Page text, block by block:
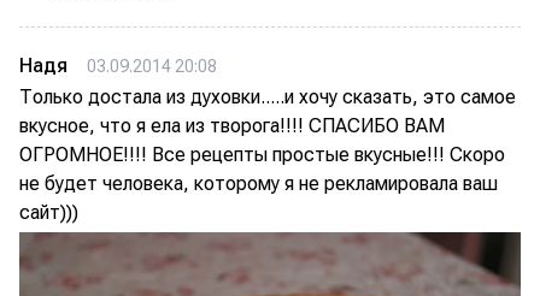
Надя 03.09.2014 20:08
Только достала из духовки.....и хочу сказать, это самое
вкусное, что я ела из творога!!!! СПАСИБО ВАМ
ОГРОМНОЕ!!!! Все рецепты простые вкусные!!! Скоро
не будет человека, которому я не рекламировала ваш
сайт)))